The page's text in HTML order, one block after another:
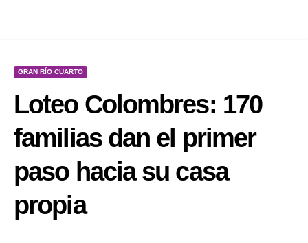
GRAN RÍO CUARTO
Loteo Colombres: 170
familias dan el primer
paso hacia su casa
propia